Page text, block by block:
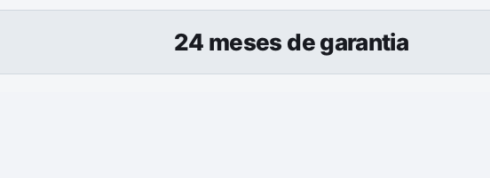
24 meses de garantia